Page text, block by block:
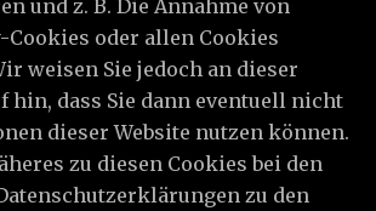
und z. B. Die Annahme von
oder allen Cookies
weisen Sie jedoch an dieser
hin, dass Sie dann eventuell nicht
dieser Website nutzen können.
zu diesen Cookies bei den
zu den